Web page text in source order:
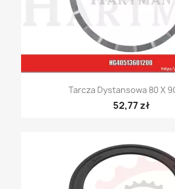
Tarcza Dystansowa 80 X
52,77 zł